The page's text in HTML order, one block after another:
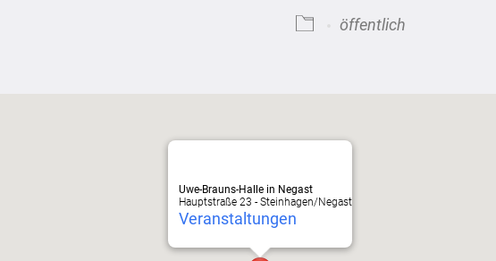
öffentlich
Uwe-Brauns-Halle in Negast
Hauptstraße 23 - Steinhagen/Negast
Veranstaltungen